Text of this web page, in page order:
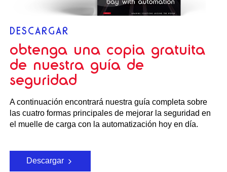
DESCARGAR
obtenga una copia gratuita
de nuestra guía de
seguridad
A continuación encontrará nuestra guía completa sobre
las cuatro formas principales de mejorar la seguridad en
el muelle de carga con la automatización hoy en día.
Descargar